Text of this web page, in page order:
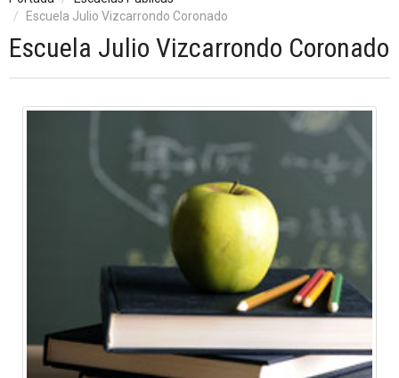
Escuela Julio Vizcarrondo Coronado
Escuela Julio Vizcarrondo Coronado